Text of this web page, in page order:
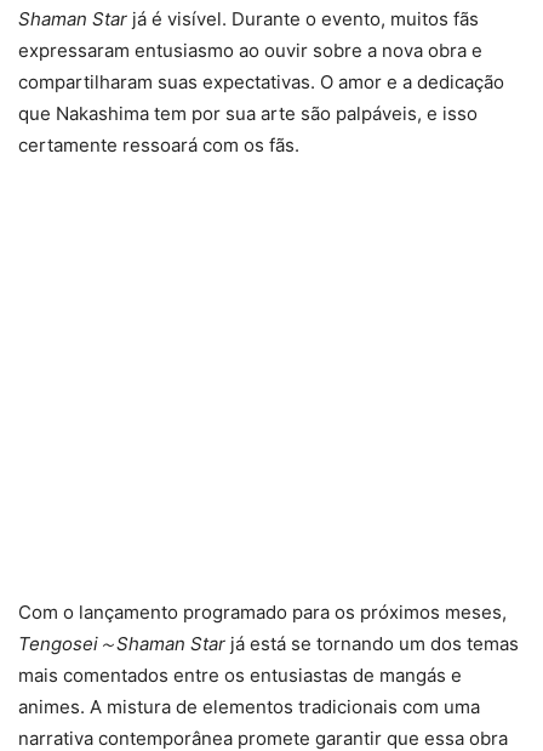
Shaman Star já é visível. Durante o evento, muitos fãs
expressaram entusiasmo ao ouvir sobre a nova obra e
compartilharam suas expectativas. O amor e a dedicação
que Nakashima tem por sua arte são palpáveis, e isso
certamente ressoará com os fãs.
Com o lançamento programado para os próximos meses,
Tengosei～Shaman Star já está se tornando um dos temas
mais comentados entre os entusiastas de mangás e
animes. A mistura de elementos tradicionais com uma
narrativa contemporânea promete garantir que essa obra